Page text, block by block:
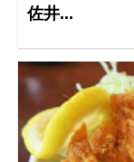
佐井...